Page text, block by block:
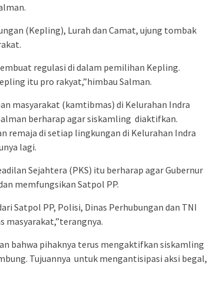
(Kepling), Lurah dan Camat, ujung tombak
regulasi di dalam pemilihan Kepling.
itu pro rakyat,”himbau Salman.
masyarakat (kamtibmas) di Kelurahan Indra
berharap agar siskamling diaktifkan.
remaja di setiap lingkungan di Kelurahan Indra
lagi.
Sejahtera (PKS) itu berharap agar Gubernur
memfungsikan Satpol PP.
Satpol PP, Polisi, Dinas Perhubungan dan TNI
masyarakat,”terangnya.
bahwa pihaknya terus mengaktifkan siskamling
Tujuannya untuk mengantisipasi aksi begal,